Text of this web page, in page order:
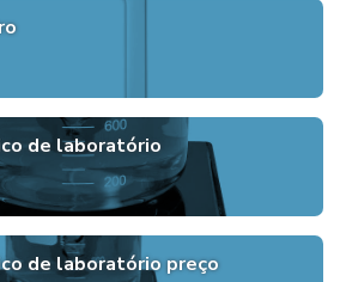
de laboratório
de laboratório preço